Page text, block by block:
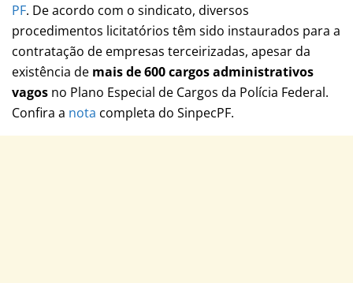
PF. De acordo com o sindicato, diversos
procedimentos licitatórios têm sido instaurados para a
contratação de empresas terceirizadas, apesar da
existência de mais de 600 cargos administrativos
vagos no Plano Especial de Cargos da Polícia Federal.
Confira a nota completa do SinpecPF.